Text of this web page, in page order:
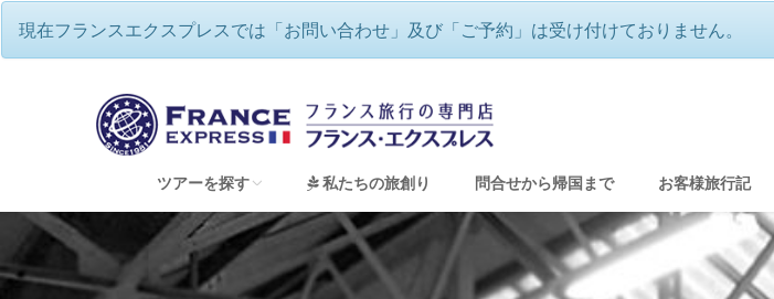
現在フランスエクスプレスでは「お問い合わせ」及び「ご予約」は受け付けておりません。
ツアーを探す
私たちの旅創り 問合せから帰国まで お客様旅行記
フランスエクスプレス / 第二次世界大戦 戦跡ツアー